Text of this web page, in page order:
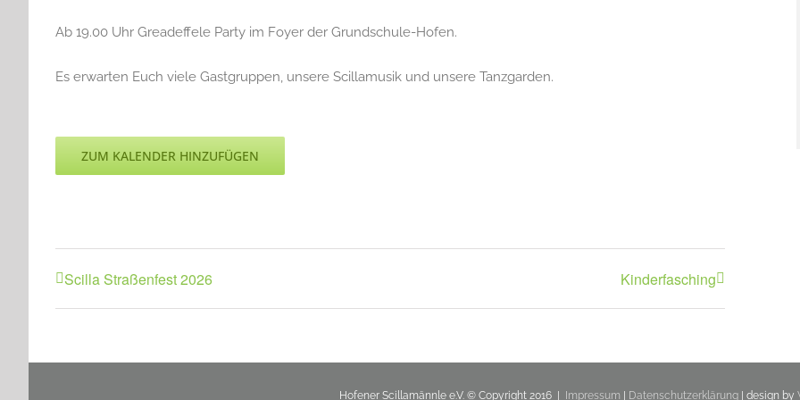
Ab 19.00 Uhr Greadeffele Party im Foyer der Grundschule-Hofen.
Es erwarten Euch viele Gastgruppen, unsere Scillamusik und unsere Tanzgarden.
ZUM KALENDER HINZUFÜGEN
Scilla Straßenfest 2026 Kinderfasching
Hofener Scillamännle e.V. © Copyright 2016 | Impressum Datenschutzerklärung| design by